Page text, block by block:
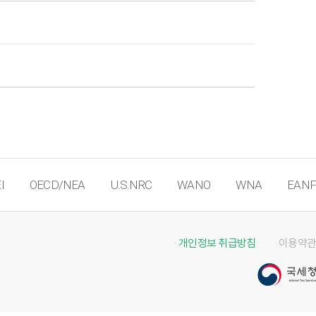
OECD/NEA U.S.NRC WANO WNA EANF
· 개인정보 취급방침 · 이용약관